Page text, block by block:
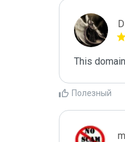
This
Полезный